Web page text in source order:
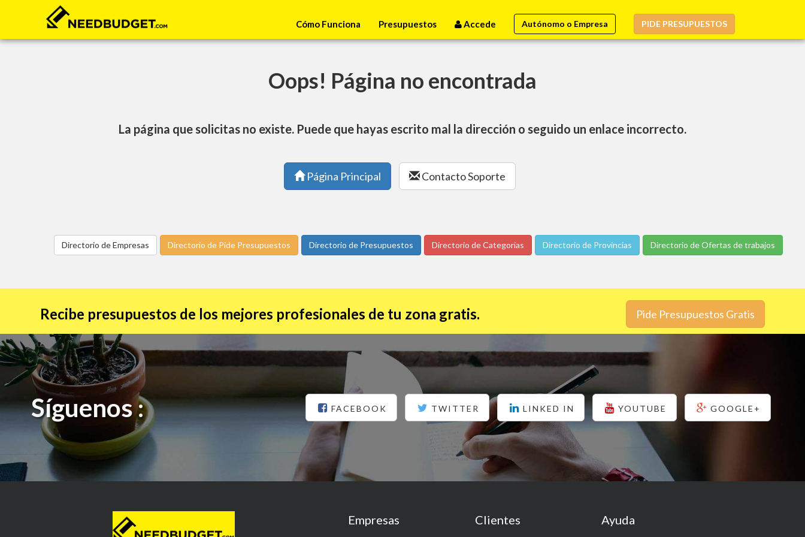
Cómo Funciona Presupuestos Accede Autónomo o Empresa PIDE PRESUPUESTOS
Oops! Página no encontrada
La página que solicitas no existe. Puede que hayas escrito mal la dirección o seguido un enlace incorrecto.
Página Principal Contacto Soporte
Directorio de Ofertas de trabajos
Directorio de Provincias
Directorio de Categorías
Directorio de Presupuestos
Directorio de Pide Presupuestos
Directorio de Empresas
Recibe presupuestos de los mejores profesionales de tu zona gratis. Pide Presupuestos Gratis
Síguenos : FACEBOOK TWITTER LINKED IN YOUTUBE GOOGLE+
Empresas Clientes Ayuda